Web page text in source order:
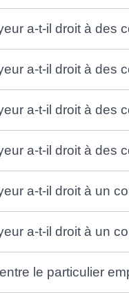
a-t-il droit à des
a-t-il droit à des
a-t-il droit à des
a-t-il droit à des
a-t-il droit à un
a-t-il droit à un
le particulier